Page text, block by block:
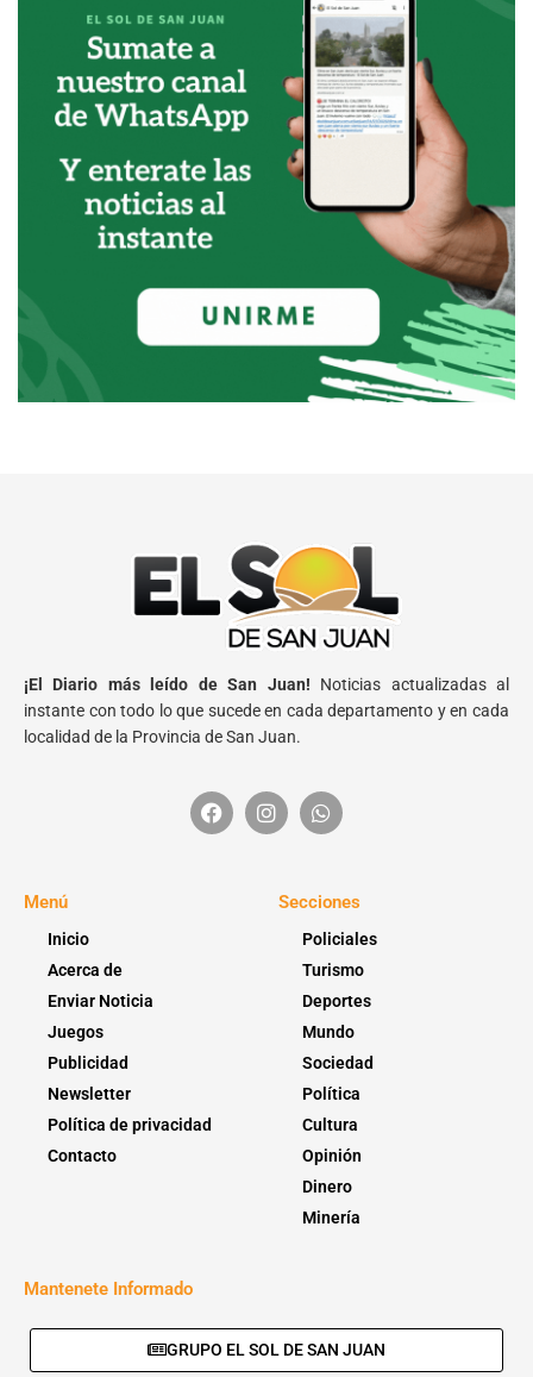
¡El Diario más leído de San Juan! Noticias actualizadas al
instante con todo lo que sucede en cada departamento y en cada
localidad de la Provincia de San Juan.
Menú
Inicio
Acerca de
Enviar Noticia
Juegos
Publicidad
Newsletter
Política de privacidad
Contacto
Secciones
Policiales
Turismo
Deportes
Mundo
Sociedad
Política
Cultura
Opinión
Dinero
Minería
Mantenete Informado
GRUPO EL SOL DE SAN JUAN